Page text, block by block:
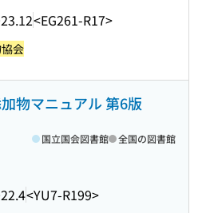
<EG261-R17>
会
物マニュアル 第6版
<YU7-R199>
国立国会図書館 全国の図書館